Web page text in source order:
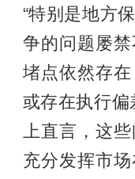
“特别是地方
争的问题屡
堵点依然存
或存在执行偏
上直言，这
充分发挥市